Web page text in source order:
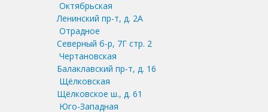
Октябрьская
Ленинский пр-т, д. 2А
Отрадное
Северный б-р, 7Г стр. 2
Чертановская
Балаклавский пр-т, д. 16
Щёлковская
Щёлковское ш., д. 61
Юго-Западная